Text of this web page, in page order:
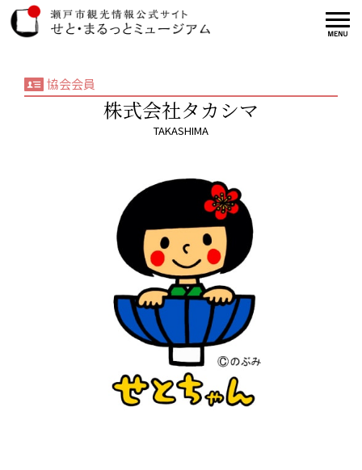
協会会員
株式会社タカシマ
TAKASHIMA